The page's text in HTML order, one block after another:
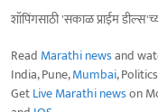
शॉपिंगसाठी 'सकाळ प्राईम
Read Marathi newsand
India, Pune,Mumbai,
GetLive Marathi newson